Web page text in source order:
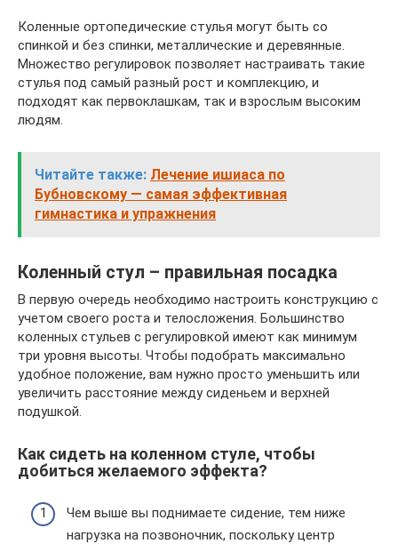
Коленные ортопедические стулья могут быть со
спинкой и без спинки, металлические и деревянные.
Множество регулировок позволяет настраивать такие
стулья под самый разный рост и комплекцию, и
подходят как первоклашкам, так и взрослым высоким
людям.
Читайте также: Лечение ишиаса по
Бубновскому — самая эффективная
гимнастика и упражнения
Коленный стул – правильная посадка
В первую очередь необходимо настроить конструкцию с
учетом своего роста и телосложения. Большинство
коленных стульев с регулировкой имеют как минимум
три уровня высоты. Чтобы подобрать максимально
удобное положение, вам нужно просто уменьшить или
увеличить расстояние между сиденьем и верхней
подушкой.
Как сидеть на коленном стуле, чтобы
добиться желаемого эффекта?
Чем выше вы поднимаете сидение, тем ниже
нагрузка на позвоночник, поскольку центр